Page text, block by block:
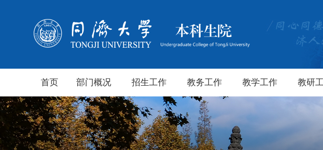
首页 部门概况 招生工作 教务工作 教学工作 教研